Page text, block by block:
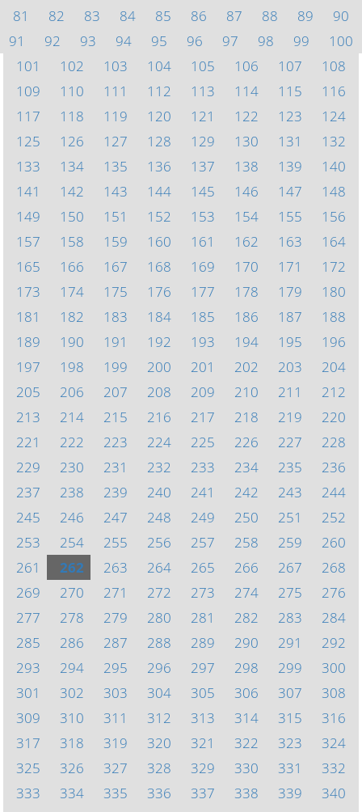
81
82 83 84 85 86 87 88 89
90
91
92 93 94 95 96 97 98 99
100
101
102 103 104 105 106 107
108
109
110 111 112 113 114 115
116
117
118 119 120 121 122 123
124
125
126 127 128 129 130 131
132
133
134 135 136 137 138 139
140
141
142 143 144 145 146 147
148
149
150 151 152 153 154 155
156
157
158 159 160 161 162 163
164
165
166 167 168 169 170 171
172
173
174 175 176 177 178 179
180
181
182 183 184 185 186 187
188
189
190 191 192 193 194 195
196
197
198 199 200 201 202 203
204
205
206 207 208 209 210 211
212
213
214 215 216 217 218 219
220
221
222 223 224 225 226 227
228
229
230 231 232 233 234 235
236
237
238 239 240 241 242 243
244
245
246 247 248 249 250 251
252
253
254 255 256 257 258 259
260
261
262 263 264 265 266 267
268
269
270 271 272 273 274 275
276
277
278 279 280 281 282 283
284
285
286 287 288 289 290 291
292
293
294 295 296 297 298 299
300
301
302 303 304 305 306 307
308
309
310 311 312 313 314 315
316
317
318 319 320 321 322 323
324
325
326 327 328 329 330 331
332
333
334 335 336 337 338 339
340